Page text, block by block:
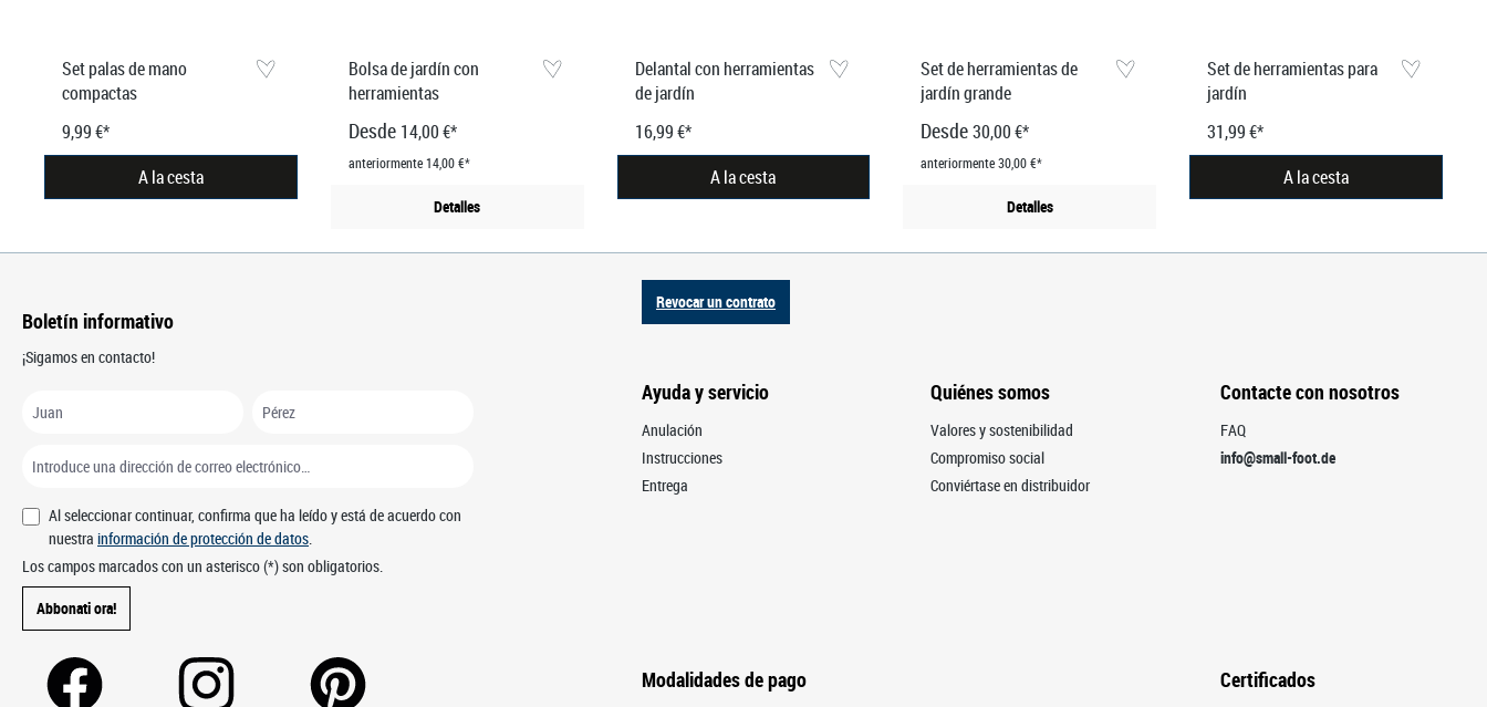
Set palas de mano
compactas
9,99 €*
A la cesta
Bolsa de jardín con
herramientas
Desde 14,00 €*
anteriormente 14,00 €*
Detalles
Delantal con herramientas
de jardín
16,99 €*
A la cesta
Set de herramientas de
jardín grande
Desde30,00 €*
anteriormente 30,00 €*
Detalles
Set de herramientas para
jardín
31,99 €*
A la cesta
Boletín informativo
¡Sigamos en contacto!
Al seleccionar continuar, confirma que ha leído y está de acuerdo con
nuestra información de protección de datos.
Los campos marcados con un asterisco (*) son obligatorios.
Abbonati ora!
Revocar un contrato
Ayuda y servicio
Anulación
Instrucciones
Entrega
Quiénes somos
Valores y sostenibilidad
Compromiso social
Conviértase en distribuidor
Contacte con nosotros
FAQ
info@small-foot.de
Modalidades de pago Certificados